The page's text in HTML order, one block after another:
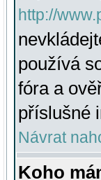
http://
používá
fóra a
příslušné
Návrat
Koho